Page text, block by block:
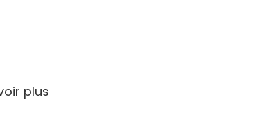
plus